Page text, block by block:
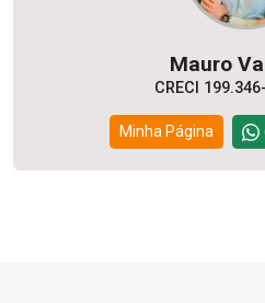
Mauro
CRECI
Minha Página